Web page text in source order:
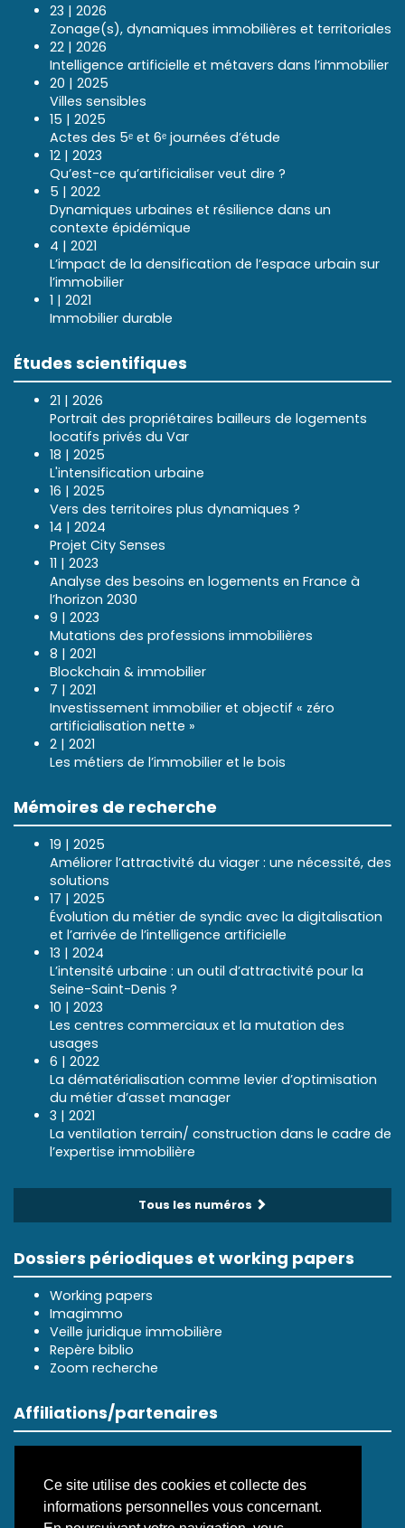
Ce site utilise des cookies et collecte des
informations personnelles vous concernant.
23 | 2026
Zonage(s), dynamiques immobilières et territoriales
22 | 2026
Intelligence artificielle et métavers dans l’immobilier
20 | 2025
Villes sensibles
15 | 2025
Actes des 5ᵉ et 6ᵉ journées d’étude
12 | 2023
Qu’est-ce qu’artificialiser veut dire ?
5 | 2022
Dynamiques urbaines et résilience dans un
contexte épidémique
4 | 2021
L’impact de la densification de l’espace urbain sur
l’immobilier
1 | 2021
Immobilier durable
Études scientifiques
21 | 2026
Portrait des propriétaires bailleurs de logements
locatifs privés du Var
18 | 2025
L'intensification urbaine
16 | 2025
Vers des territoires plus dynamiques ?
14 | 2024
Projet City Senses
11 | 2023
Analyse des besoins en logements en France à
l’horizon 2030
9 | 2023
Mutations des professions immobilières
8 | 2021
Blockchain & immobilier
7 | 2021
Investissement immobilier et objectif « zéro
artificialisation nette »
2 | 2021
Les métiers de l’immobilier et le bois
Mémoires de recherche
19 | 2025
Améliorer l’attractivité du viager : une nécessité, des
solutions
17 | 2025
Évolution du métier de syndic avec la digitalisation
et l’arrivée de l’intelligence artificielle
13 | 2024
L’intensité urbaine : un outil d’attractivité pour la
Seine-Saint-Denis ?
10 | 2023
Les centres commerciaux et la mutation des
usages
6 | 2022
La dématérialisation comme levier d’optimisation
du métier d’asset manager
3 | 2021
La ventilation terrain/ construction dans le cadre de
l’expertise immobilière
Tous les numéros
Dossiers périodiques et working papers
Working papers
Imagimmo
Veille juridique immobilière
Repère biblio
Zoom recherche
Affiliations/partenaires